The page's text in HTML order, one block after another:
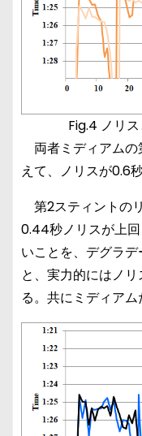
Fig.4 ノリ
両者ミディアムの
えて、ノリスが0.6
第2スティントの
0.44秒ノリスが上
いことを、デグラ
と、実力的にはノ
る。共にミディアム